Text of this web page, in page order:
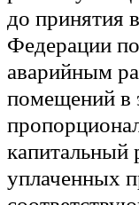
до принятия
Федерации
аварийным
помещений в
капитальный
уплаченных